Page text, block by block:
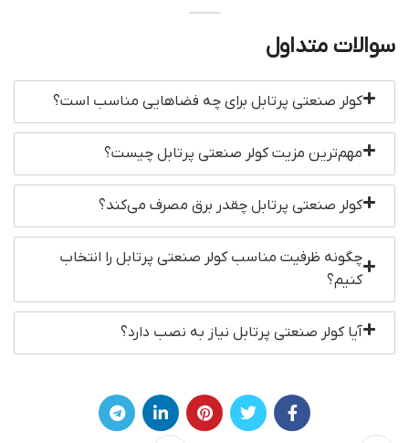
سوالات متداول
کولر صنعتی پرتابل برای چه فضاهایی مناسب است؟
مهم‌ترین مزیت کولر صنعتی پرتابل چیست؟
کولر صنعتی پرتابل چقدر برق مصرف می‌کند؟
چگونه ظرفیت مناسب کولر صنعتی پرتابل را انتخاب
کنیم؟
آیا کولر صنعتی پرتابل نیاز به نصب دارد؟